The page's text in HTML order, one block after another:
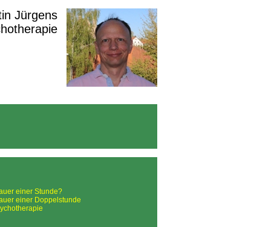
Jürgens
einer Stunde?
einer Doppelstunde